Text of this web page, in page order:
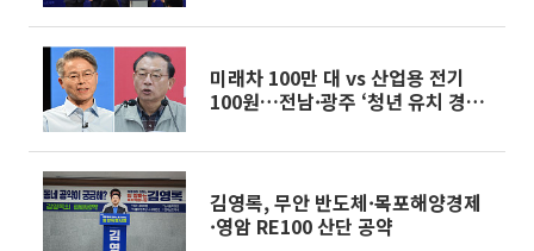
미래차 100만 대 vs 산업용 전기
100원…전남·광주 ‘청년 유치 경
김영록, 무안 반도체·목포해양경제
·영암 RE100 산단 공약